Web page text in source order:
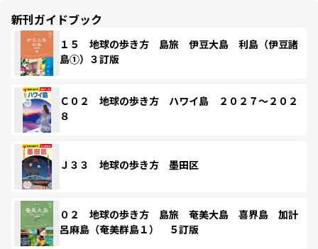
新刊ガイドブック
１５ 地球の歩き方 島旅 伊豆大島 利島（伊豆諸
島①）３訂版
Ｃ０２ 地球の歩き方 ハワイ島 ２０２７～２０２
８
Ｊ３３ 地球の歩き方 墨田区
０２ 地球の歩き方 島旅 奄美大島 喜界島 加計
呂麻島（奄美群島１） ５訂版